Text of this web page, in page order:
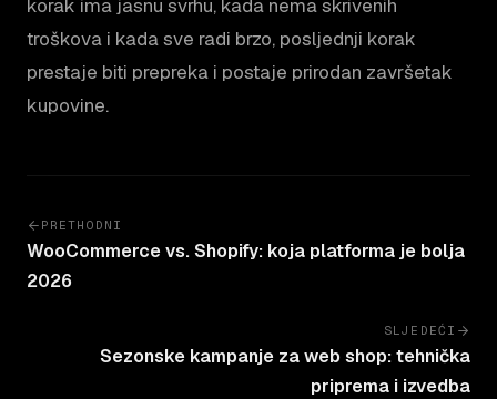
korak ima jasnu svrhu, kada nema skrivenih
troškova i kada sve radi brzo, posljednji korak
prestaje biti prepreka i postaje prirodan završetak
kupovine.
PRETHODNI
WooCommerce vs. Shopify: koja platforma je bolja
2026
SLJEDEĆI
Sezonske kampanje za web shop: tehnička
priprema i izvedba